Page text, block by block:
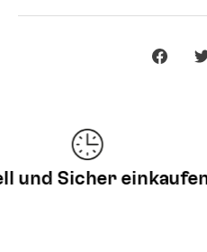
Teilen
Sicher einkaufen